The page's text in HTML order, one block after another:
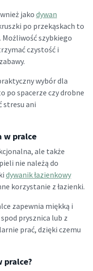
jako dywan
po przekąskach to
szybkiego
czystość i
wybór dla
po spacerze czy drobne
stresu ani
w pralce
ale także
nie należą do
dywanik łazienkowy
korzystanie z łazienki.
zapewnia miękką i
prysznica lub z
prać, dzięki czemu
pralce?